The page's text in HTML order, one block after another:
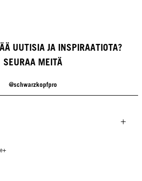
UUTISIA JA INSPIRAATIOTA?
SEURAA MEITÄ
@schwarzkopfpro